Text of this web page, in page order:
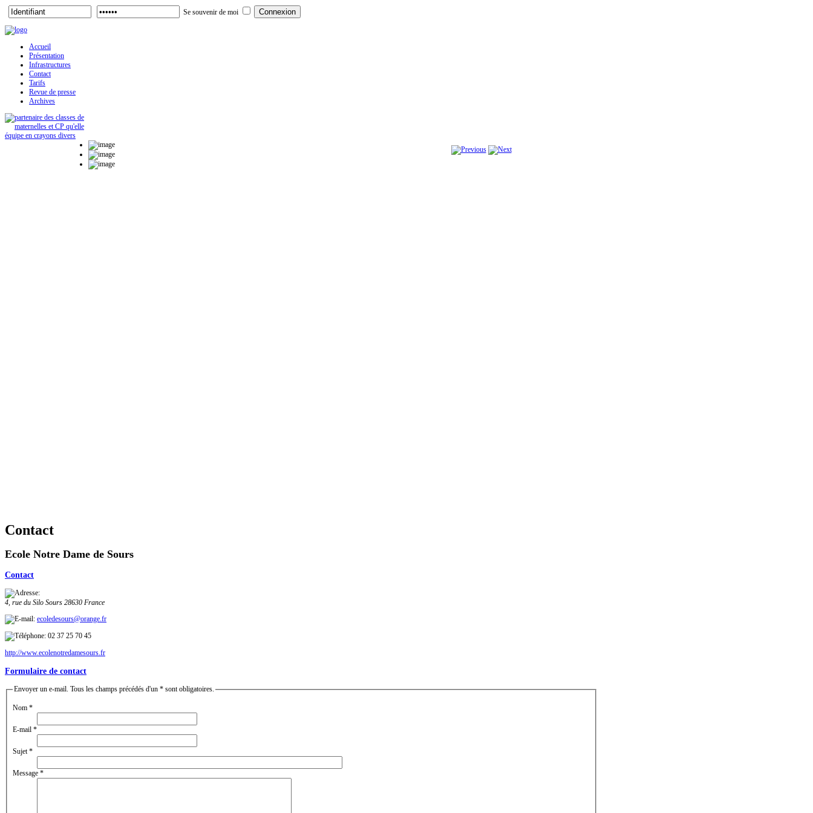
Se souvenir de moi
Accueil
Présentation
Infrastructures
Contact
Tarifs
Revue de presse
Archives
Contact
Ecole Notre Dame de Sours
Contact
4, rue du Silo Sours 28630 France
ecoledesours@orange.fr
02 37 25 70 45
http://www.ecolenotredamesours.fr
Formulaire de contact
Envoyer un e-mail. Tous les champs précédés d'un * sont obligatoires.
Nom *
E-mail *
Sujet*
Message *